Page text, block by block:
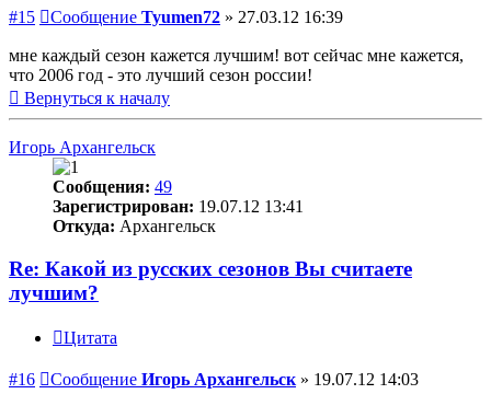
#15 Сообщение Tyumen72 » 27.03.12 16:39
мне каждый сезон кажется лучшим! вот сейчас мне кажется,
что 2006 год - это лучший сезон россии!
Вернуться к началу
Игорь Архангельск
Сообщения: 49
Зарегистрирован: 19.07.12 13:41
Откуда: Архангельск
Re: Какой из русских сезонов Вы считаете
лучшим?
Цитата
#16 Сообщение Игорь Архангельск » 19.07.12 14:03